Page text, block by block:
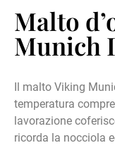
Malto
Munich
Il malto Viking
temperatura
lavorazione
ricorda la nocciola